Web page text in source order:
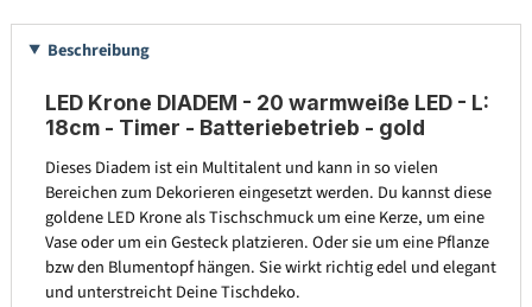
Beschreibung
LED Krone DIADEM - 20 warmweiße LED - L:
18cm - Timer - Batteriebetrieb - gold
Dieses Diadem ist ein Multitalent und kann in so vielen
Bereichen zum Dekorieren eingesetzt werden. Du kannst diese
goldene LED Krone als Tischschmuck um eine Kerze, um eine
Vase oder um ein Gesteck platzieren. Oder sie um eine Pflanze
bzw den Blumentopf hängen. Sie wirkt richtig edel und elegant
und unterstreicht Deine Tischdeko.